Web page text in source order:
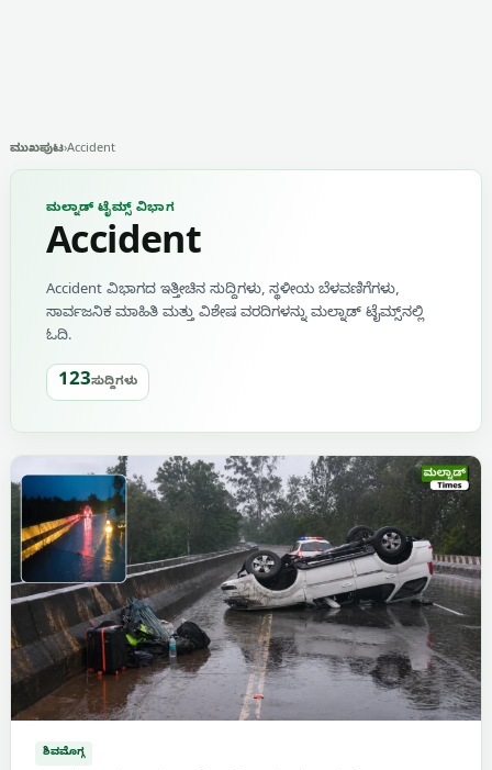
ಮುಖಪುಟ›Accident
ಮಲ್ನಾಡ್ ಟೈಮ್ಸ್ ವಿಭಾಗ
Accident
Accident ವಿಭಾಗದ ಇತ್ತೀಚಿನ ಸುದ್ದಿಗಳು, ಸ್ಥಳೀಯ ಬೆಳವಣಿಗೆಗಳು,
ಸಾರ್ವಜನಿಕ ಮಾಹಿತಿ ಮತ್ತು ವಿಶೇಷ ವರದಿಗಳನ್ನು ಮಲ್ನಾಡ್ ಟೈಮ್ಸ್‌ನಲ್ಲಿ
ಓದಿ.
123ಸುದ್ದಿಗಳು
ಶಿವಮೊಗ್ಗ